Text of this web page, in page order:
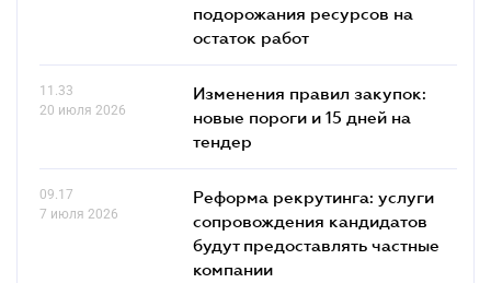
подорожания ресурсов на
остаток работ
11.33
20 июля 2026
Изменения правил закупок:
новые пороги и 15 дней на
тендер
09.17
7 июля 2026
Реформа рекрутинга: услуги
сопровождения кандидатов
будут предоставлять частные
компании